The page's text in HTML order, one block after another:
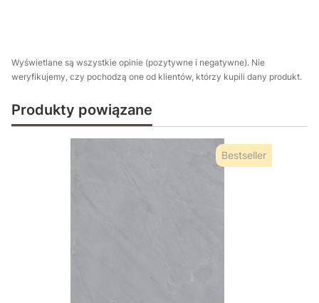
Wyświetlane są wszystkie opinie (pozytywne i negatywne). Nie
weryfikujemy, czy pochodzą one od klientów, którzy kupili dany produkt.
Produkty powiązane
Bestseller